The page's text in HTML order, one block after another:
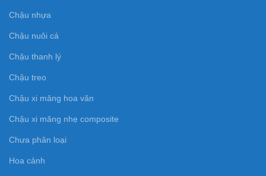
Chậu nhựa
Chậu nuôi cá
Chậu thanh lý
Chậu treo
Chậu xi măng hoa văn
Chậu xi măng nhẹ composite
Chưa phân loại
Hoa cảnh